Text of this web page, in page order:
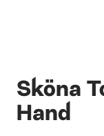
Sköna
Hand